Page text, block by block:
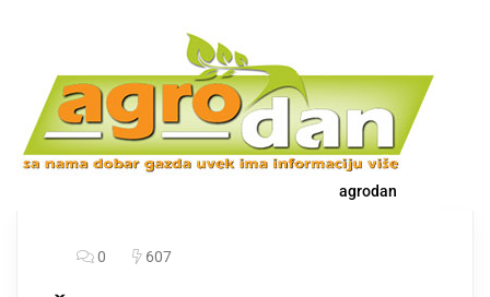
agrodan
0 607